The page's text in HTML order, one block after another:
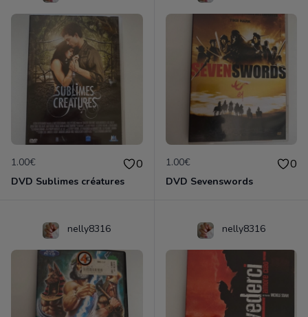
1.00€ 0
DVD Sublimes créatures
1.00€ 0
DVD Sevenswords
nelly8316 nelly8316